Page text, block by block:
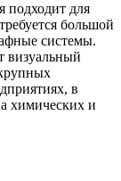
подходит для
большой
системы.
визуальный
в
химических и